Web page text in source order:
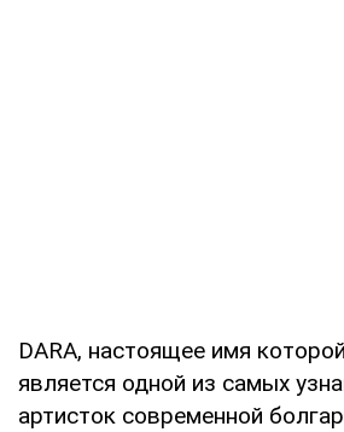
DARA, настоящее имя
является одной из самых
артисток современной